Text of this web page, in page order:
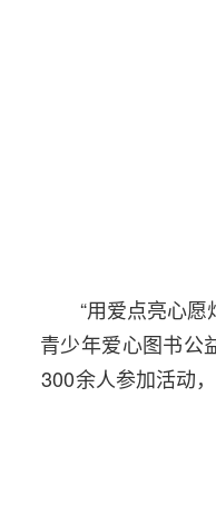
“用爱点亮心愿
青少年爱心图书公
300余人参加活动